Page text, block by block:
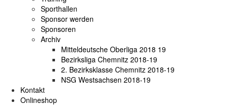
Sporthallen
Sponsor werden
Sponsoren
Archiv
Mitteldeutsche Oberliga 2018 19
Bezirksliga Chemnitz 2018-19
2. Bezirksklasse Chemnitz 2018-19
NSG Westsachsen 2018-19
Kontakt
Onlineshop